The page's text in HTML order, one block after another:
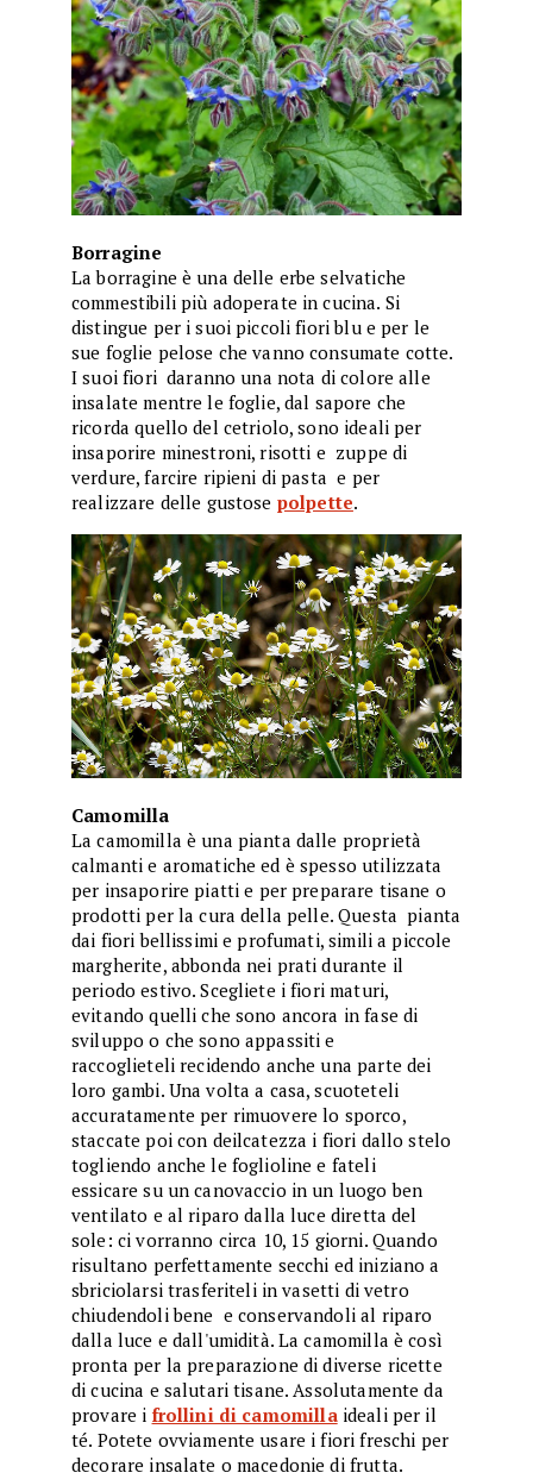
Borragine
La borragine è una delle erbe selvatiche
commestibili più adoperate in cucina. Si
distingue per i suoi piccoli fiori blu e per le
sue foglie pelose che vanno consumate cotte.
I suoi fiori daranno una nota di colore alle
insalate mentre le foglie, dal sapore che
ricorda quello del cetriolo, sono ideali per
insaporire minestroni, risotti e zuppe di
verdure, farcire ripieni di pasta e per
realizzare delle gustose polpette.
Camomilla
La camomilla è una pianta dalle proprietà
calmanti e aromatiche ed è spesso utilizzata
per insaporire piatti e per preparare tisane o
prodotti per la cura della pelle. Questa pianta
dai fiori bellissimi e profumati, simili a piccole
margherite, abbonda nei prati durante il
periodo estivo. Scegliete i fiori maturi,
evitando quelli che sono ancora in fase di
sviluppo o che sono appassiti e
raccoglieteli recidendo anche una parte dei
loro gambi. Una volta a casa, scuoteteli
accuratamente per rimuovere lo sporco,
staccate poi con deilcatezza i fiori dallo stelo
togliendo anche le foglioline e fateli
essicare su un canovaccio in un luogo ben
ventilato e al riparo dalla luce diretta del
sole: ci vorranno circa 10, 15 giorni. Quando
risultano perfettamente secchi ed iniziano a
sbriciolarsi trasferiteli in vasetti di vetro
chiudendoli bene e conservandoli al riparo
dalla luce e dall'umidità. La camomilla è così
pronta per la preparazione di diverse ricette
di cucina e salutari tisane. Assolutamente da
provare i frollini di camomillaideali per il
té. Potete ovviamente usare i fiori freschi per
decorare insalate o macedonie di frutta.